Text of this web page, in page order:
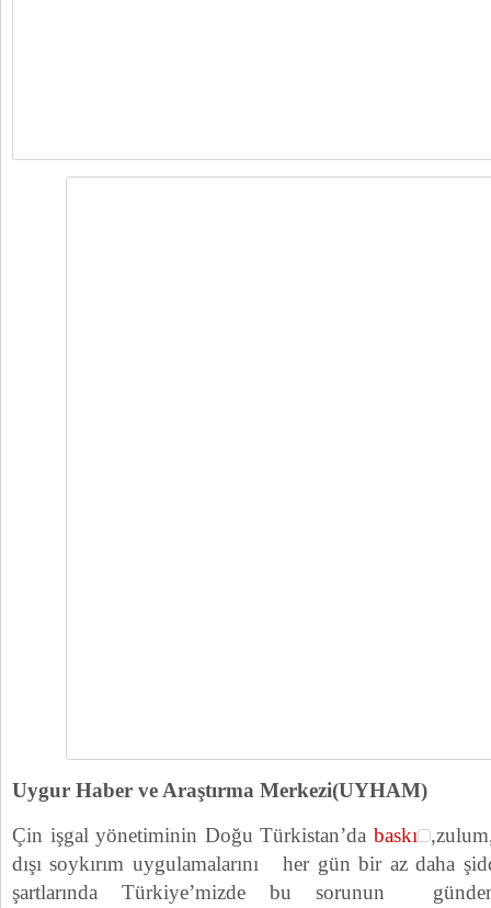
Uygur Haber ve Araştırma Merkezi(UYHAM)
Çin işgal yönetiminin Doğu Türkistan’dabaskı
dışı soykırım uygulamalarını her gün bir az daha
şartlarında Türkiye’mizde bu sorunun